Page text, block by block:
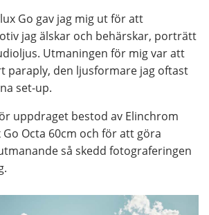
Go gav jag mig ut för att
jag älskar och behärskar, porträtt
Utmaningen för mig var att
paraply, den ljusformare jag oftast
set-up.
uppdraget bestod av Elinchrom
Go Octa 60cm och för att göra
så skedd fotograferingen